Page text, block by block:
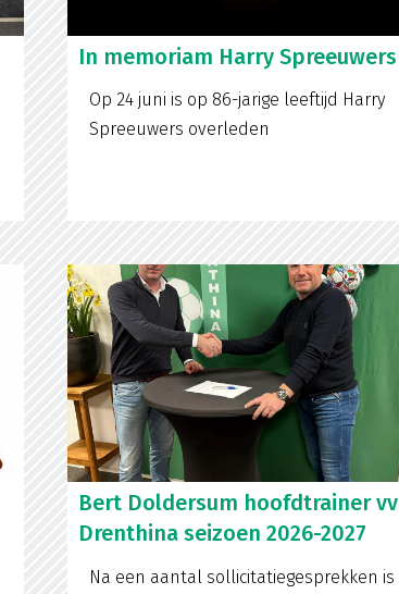
In memoriam Harry Spreeuwers
Op 24 juni is op 86-jarige leeftijd Harry
Spreeuwers overleden
Bert Doldersum hoofdtrainer vv
Drenthina seizoen 2026-2027
Na een aantal sollicitatiegesprekken is